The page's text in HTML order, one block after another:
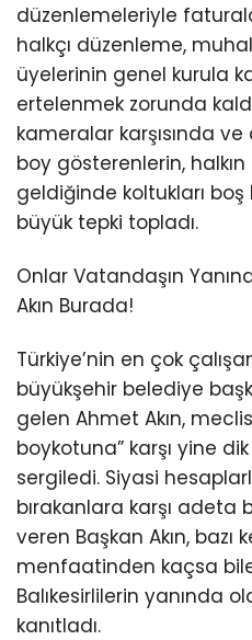
düzenlemeleriyle
halkçı düzenleme,
üyelerinin genel kurula
ertelenmek zorunda
kameralar karşısında
boy gösterenlerin, halkın
geldiğinde koltukları boş
büyük tepki topladı.
Onlar Vatandaşın
Akın Burada!
Türkiye’nin en çok
büyükşehir belediye
gelen Ahmet Akın,
boykotuna” karşı yine
sergiledi. Siyasi
bırakanlara karşı adeta
veren Başkan Akın, bazı
menfaatinden kaçsa
Balıkesirlilerin yanında
kanıtladı.